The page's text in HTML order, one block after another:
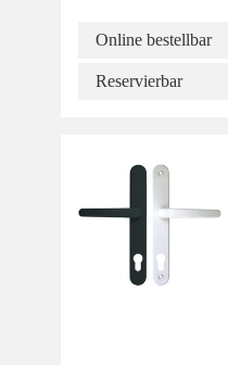
Online bestellbar
Reservierbar